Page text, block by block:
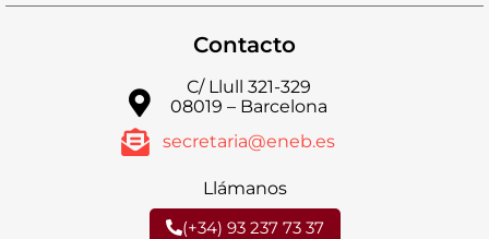
Contacto
C/ Llull 321-329
08019 – Barcelona
secretaria@eneb.es
Llámanos
(+34) 93 237 73 37